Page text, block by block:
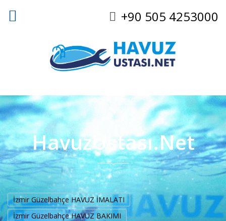
+90 505 4253000
HavuzUstası.Net
İzmir Güzelbahçe HAVUZ İMALATI
İzmir Güzelbahçe HAVUZ BAKIMI